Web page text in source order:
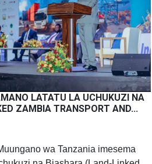
LATATU LA UCHUKUZI NA
ZAMBIA TRANSPORT AND...
wa Tanzania imesema